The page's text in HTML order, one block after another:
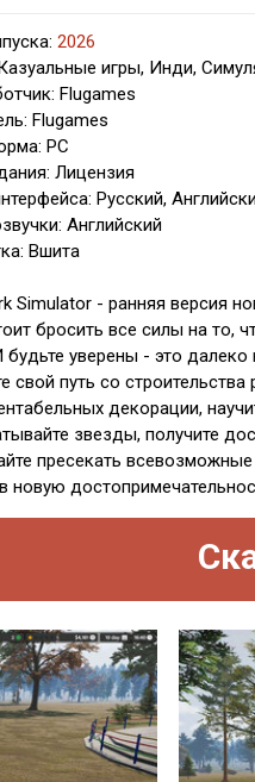
2026
игры, Инди,
Flugames
Flugames
PC
Лицензия
Русский,
Английский
Вшита
Simulator - ранняя версия
бросить все силы на то,
будьте уверены - это
свой путь со
декорации,
звезды, получите
пресекать
новую